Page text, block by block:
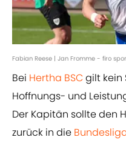
Fabian Reese | Jan Fromme - firo
Bei Hertha BSCgilt kein
Hoffnungs- und
Der Kapitän sollte den
zurück in die